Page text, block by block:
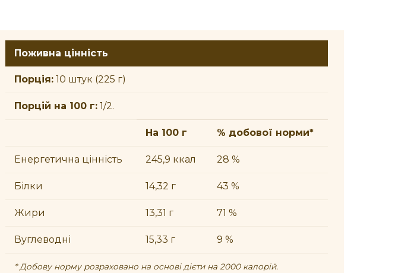
Поживна цінність
Порція: 10 штук (225 г)
Порцій на 100 г: 1/2.
На 100 г % добової норми*
Енергетична цінність 245,9 ккал 28 %
Білки 14,32 г 43 %
Жири 13,31 г 71 %
Вуглеводні 15,33 г 9 %
* Добову норму розраховано на основі дієти на 2000 калорій.